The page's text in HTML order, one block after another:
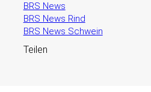
BRS News
BRS News Rind
BRS News Schwein
Teilen